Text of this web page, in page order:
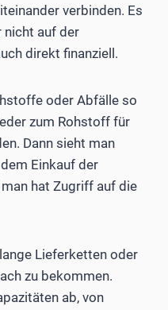
verbinden. Es
nicht auf der
direkt finanziell.
oder Abfälle so
zum Rohstoff für
Dann sieht man
Einkauf der
hat Zugriff auf die
Lieferketten oder
zu bekommen.
ab, von